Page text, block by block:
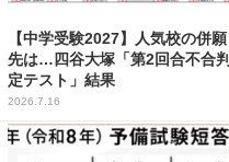
【中学受験2027】人気校の併願
先は…四谷大塚「第2回合不合判
定テスト」結果
2026.7.16